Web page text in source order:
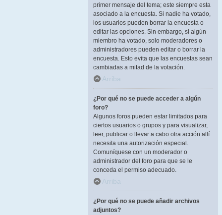
primer mensaje del tema; este siempre esta
asociado a la encuesta. Si nadie ha votado,
los usuarios pueden borrar la encuesta o
editar las opciones. Sin embargo, si algún
miembro ha votado, solo moderadores o
administradores pueden editar o borrar la
encuesta. Esto evita que las encuestas sean
cambiadas a mitad de la votación.
Arriba
¿Por qué no se puede acceder a algún
foro?
Algunos foros pueden estar limitados para
ciertos usuarios o grupos y para visualizar,
leer, publicar o llevar a cabo otra acción allí
necesita una autorización especial.
Comuníquese con un moderador o
administrador del foro para que se le
conceda el permiso adecuado.
Arriba
¿Por qué no se puede añadir archivos
adjuntos?